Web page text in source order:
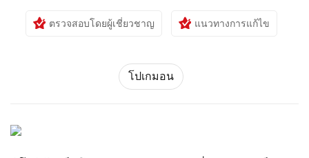
ตรวจสอบโดยผู้เชี่ยวชาญ แนวทางการแก้ไข
โปเกมอน